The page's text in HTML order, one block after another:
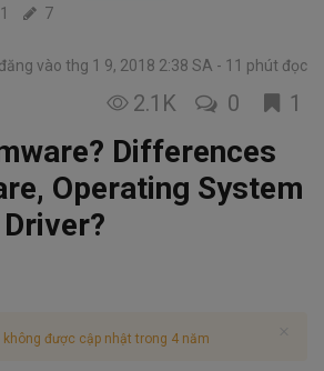
7
vào thg 1 9, 2018 2:38 SA 11 phút đọc
2.1K 0 1
Differences
Operating System
không được cập nhật trong 4 năm